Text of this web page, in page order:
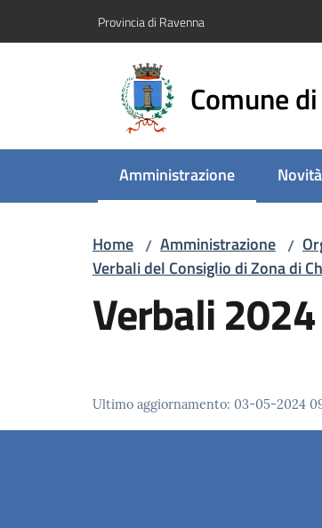
Provincia di Ravenna
Comune
Amministrazione
Menu selezionato Novità
Home / Amministrazione /
Verbali del Consiglio di Zona di
Verbali 2024
Ultimo aggiornamento: 03-05-2024